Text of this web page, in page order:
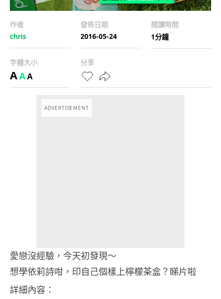
作者
chris
發佈日期
2016-05-24
閱讀時間
1分鐘
字體大小
AAA
分享
ADVERTISEMENT
愛戀沒經驗，今天初發現～
想學依莉詩咁，印自己個樣上檸檬茶盒？睇片啦
詳細內容：